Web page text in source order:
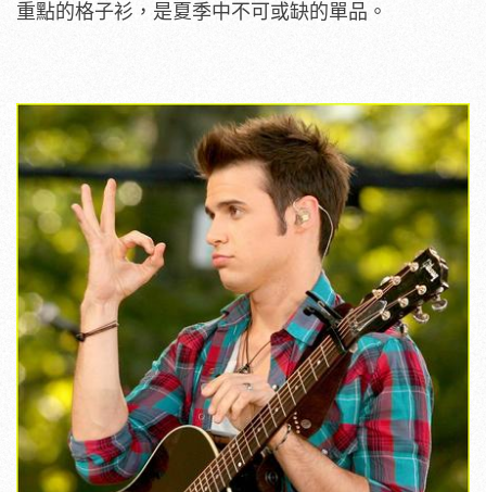
重點的格子衫，是夏季中不可或缺的單品。